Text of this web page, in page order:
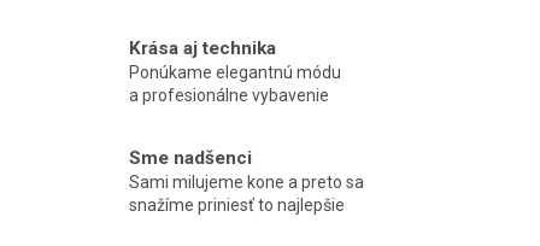
Krása aj technika
Ponúkame elegantnú módu
a profesionálne vybavenie
Sme nadšenci
Sami milujeme kone a preto sa
snažíme priniesť to najlepšie